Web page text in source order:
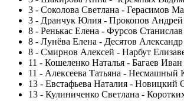
3 - Соколова Светлана - Герасимов
3 - Дранчук Юлия - Прокопов Андрей
8 - Ренькас Елена - Фурсов
8 - Лунёва Елена - Десятов
8 - Смирнов Алексей - Нарбут
11 - Кошеленко Наталья - Багаев
11 - Алексеева Татьяна - Несмашный
13 - Евстафьева Наталия - Новицкий
13 - Кулиниченко Светлана -